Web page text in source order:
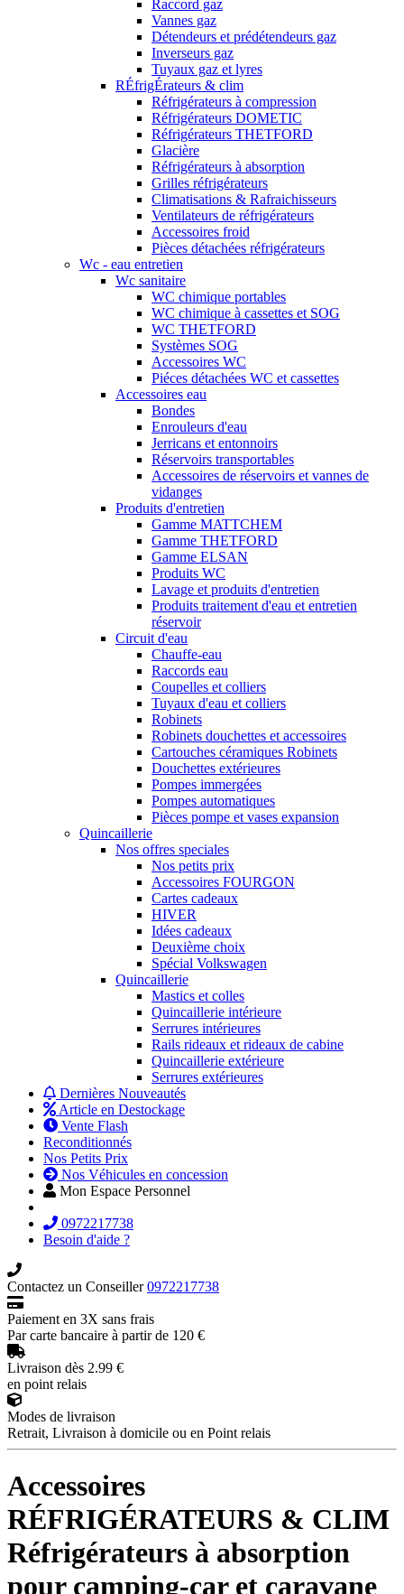
Raccord gaz
Vannes gaz
Détendeurs et prédétendeurs gaz
Inverseurs gaz
Tuyaux gaz et lyres
RÉfrigÉrateurs & clim
Réfrigérateurs à compression
Réfrigérateurs DOMETIC
Réfrigérateurs THETFORD
Glacière
Réfrigérateurs à absorption
Grilles réfrigérateurs
Climatisations & Rafraichisseurs
Ventilateurs de réfrigérateurs
Accessoires froid
Pièces détachées réfrigérateurs
Wc - eau entretien
Wc sanitaire
WC chimique portables
WC chimique à cassettes et SOG
WC THETFORD
Systèmes SOG
Accessoires WC
Piéces détachées WC et cassettes
Accessoires eau
Bondes
Enrouleurs d'eau
Jerricans et entonnoirs
Réservoirs transportables
Accessoires de réservoirs et vannes de
vidanges
Produits d'entretien
Gamme MATTCHEM
Gamme THETFORD
Gamme ELSAN
Produits WC
Lavage et produits d'entretien
Produits traitement d'eau et entretien
réservoir
Circuit d'eau
Chauffe-eau
Raccords eau
Coupelles et colliers
Tuyaux d'eau et colliers
Robinets
Robinets douchettes et accessoires
Cartouches céramiques Robinets
Douchettes extérieures
Pompes immergées
Pompes automatiques
Pièces pompe et vases expansion
Quincaillerie
Nos offres speciales
Nos petits prix
Accessoires FOURGON
Cartes cadeaux
HIVER
Idées cadeaux
Deuxième choix
Spécial Volkswagen
Quincaillerie
Mastics et colles
Quincaillerie intérieure
Serrures intérieures
Rails rideaux et rideaux de cabine
Quincaillerie extérieure
Serrures extérieures
Dernières Nouveautés
Article en Destockage
Vente Flash
Reconditionnés
Nos Petits Prix
Nos Véhicules en concession
Mon Espace Personnel
0972217738
Besoin d'aide ?
Contactez un Conseiller0972217738
Paiement en 3X sans frais
Par carte bancaire à partir de 120 €
Livraison dès 2.99 €
en point relais
Modes de livraison
Retrait, Livraison à domicile ou en Point relais
Accessoires
RÉFRIGÉRATEURS & CLIM
Réfrigérateurs à absorption
pour camping-car et caravane